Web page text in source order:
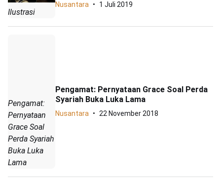
Ilustrasi
Nusantara 1 Juli 2019
Pengamat:
Pernyataan
Grace Soal
Perda Syariah
Buka Luka
Lama
Pengamat: Pernyataan Grace Soal Perda
Syariah Buka Luka Lama
Nusantara 22 November 2018